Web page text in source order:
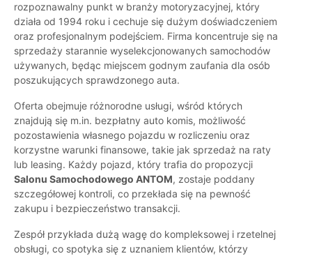
rozpoznawalny punkt w branży motoryzacyjnej, który
działa od 1994 roku i cechuje się dużym doświadczeniem
oraz profesjonalnym podejściem. Firma koncentruje się na
sprzedaży starannie wyselekcjonowanych samochodów
używanych, będąc miejscem godnym zaufania dla osób
poszukujących sprawdzonego auta.
Oferta obejmuje różnorodne usługi, wśród których
znajdują się m.in. bezpłatny auto komis, możliwość
pozostawienia własnego pojazdu w rozliczeniu oraz
korzystne warunki finansowe, takie jak sprzedaż na raty
lub leasing. Każdy pojazd, który trafia do propozycji
Salonu Samochodowego ANTOM, zostaje poddany
szczegółowej kontroli, co przekłada się na pewność
zakupu i bezpieczeństwo transakcji.
Zespół przykłada dużą wagę do kompleksowej i rzetelnej
obsługi, co spotyka się z uznaniem klientów, którzy